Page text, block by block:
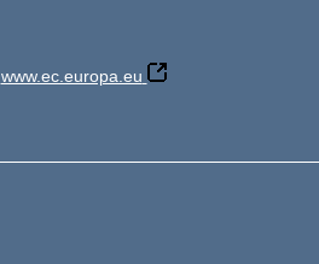
www.ec.europa.eu